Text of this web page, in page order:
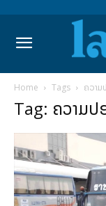
Home Tags ຄວາມ
Tag: ຄວາມ